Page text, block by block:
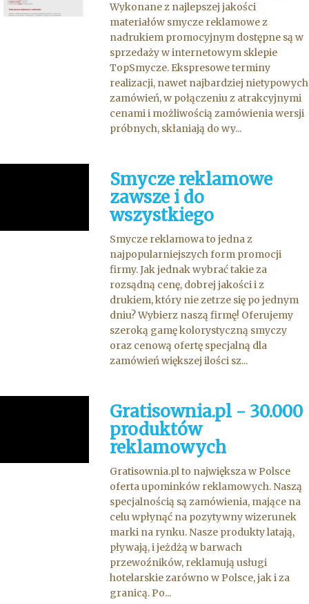
Wykonane z najlepszej jakości
materiałów smycze reklamowe z
nadrukiem promocyjnym dostępne są w
sprzedaży w internetowym sklepie
TopSmycze. Ekspresowe terminy
realizacji, nawet najbardziej nietypowych
zamówień, w połączeniu z atrakcyjnymi
cenami i możliwością zamówienia wersji
próbnych, skłaniają do wy...
Smycze reklamowe
zawsze i do
wszystkiego
Smycze reklamowa to jedna z
najpopularniejszych form promocji
firmy. Jak jednak wybrać takie za
rozsądną cenę, dobrej jakości i z
drukiem, który nie zetrze się po jednym
dniu? Wybierz naszą firmę! Oferujemy
szeroką gamę kolorystyczną smyczy
oraz cenową ofertę specjalną dla
zamówień większej ilości sz...
Gratisownia.pl - 30.000
produktów
reklamowych
Gratisownia.pl to największa w Polsce
oferta upominków reklamowych. Naszą
specjalnością są zamówienia, mające na
celu wpłynąć na pozytywny wizerunek
marki na rynku. Nasze produkty latają,
pływają, i jeżdżą w barwach
przewoźników, reklamują usługi
hotelarskie zarówno w Polsce, jak i za
granicą. Po...